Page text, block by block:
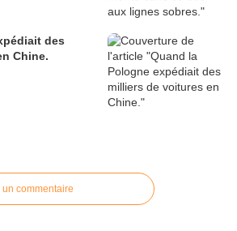
des
Chine.
un commentaire